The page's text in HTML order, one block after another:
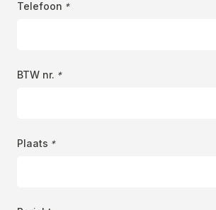
Telefoon *
BTW nr. *
Plaats *